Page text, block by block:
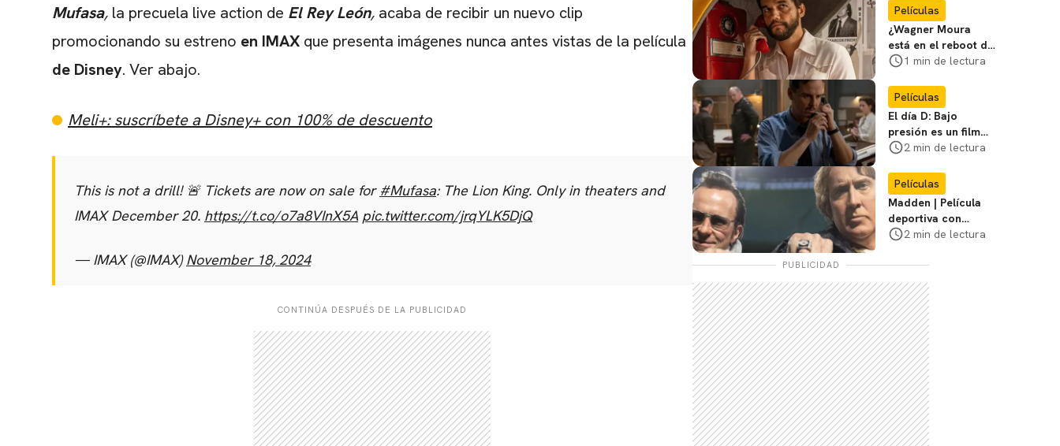
Mufasa, la precuela live action de El Rey León, acaba de recibir un nuevo clip
promocionando su estreno en IMAX que presenta imágenes nunca antes vistas de la película
de Disney. Ver abajo.
Meli+: suscríbete a Disney+ con 100% de descuento
This is not a drill! 🚨 Tickets are now on sale for #Mufasa: The Lion King. Only in theaters and
IMAX December 20. https://t.co/o7a8VInX5A pic.twitter.com/jrqYLK5DjQ
— IMAX (@IMAX)November 18, 2024
CONTINÚA DESPUÉS DE LA PUBLICIDAD
película
Películas
¿Wagner Moura
está en el reboot de
X-Men? El actor lo
1 min de lectura
Películas
El día D: Bajo
presión es un film
bélico distinto lleno
2 min de lectura
Películas
Madden | Película
deportiva con
Nicolas Cage tendrá
cines
2 min de lectura
PUBLICIDAD